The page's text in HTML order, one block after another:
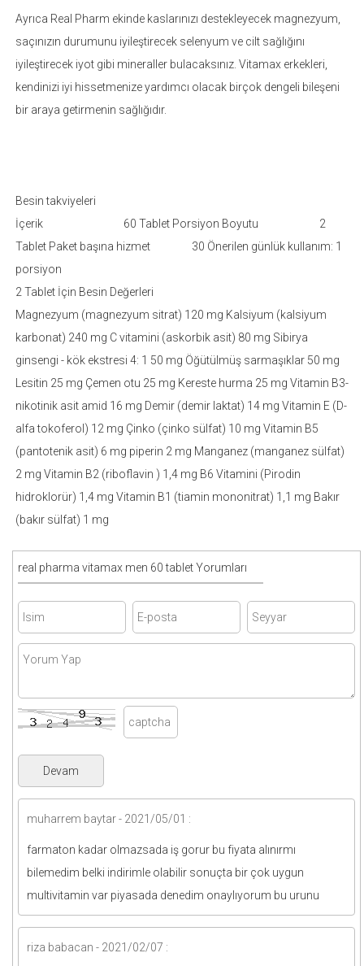
Ayrıca Real Pharm ekinde kaslarınızı destekleyecek magnezyum,
saçınızın durumunu iyileştirecek selenyum ve cilt sağlığını
iyileştirecek iyot gibi mineraller bulacaksınız. Vitamax erkekleri,
kendinizi iyi hissetmenize yardımcı olacak birçok dengeli bileşeni
bir araya getirmenin sağlığıdır.
Besin takviyeleri
İçerik 60 Tablet Porsiyon Boyutu 2
Tablet Paket başına hizmet 30 Önerilen günlük kullanım: 1
porsiyon
2 Tablet İçin Besin Değerleri
Magnezyum (magnezyum sitrat) 120 mg Kalsiyum (kalsiyum
karbonat) 240 mg C vitamini (askorbik asit) 80 mg Sibirya
ginsengi - kök ekstresi 4: 1 50 mg Öğütülmüş sarmaşıklar 50 mg
Lesitin 25 mg Çemen otu 25 mg Kereste hurma 25 mg Vitamin B3-
nikotinik asit amid 16 mg Demir (demir laktat) 14 mg Vitamin E (D-
alfa tokoferol) 12 mg Çinko (çinko sülfat) 10 mg Vitamin B5
(pantotenik asit) 6 mg piperin 2 mg Manganez (manganez sülfat)
2 mg Vitamin B2 (riboflavin ) 1,4 mg B6 Vitamini (Pirodin
hidroklorür) 1,4 mg Vitamin B1 (tiamin mononitrat) 1,1 mg Bakır
(bakır sülfat) 1 mg
real pharma vitamax men 60 tablet Yorumları
muharrem baytar - 2021/05/01 :
farmaton kadar olmazsada iş gorur bu fiyata alınırmı
bilemedim belki indirimle olabilir sonuçta bir çok uygun
multivitamin var piyasada denedim onaylıyorum bu urunu
riza babacan - 2021/02/07 :